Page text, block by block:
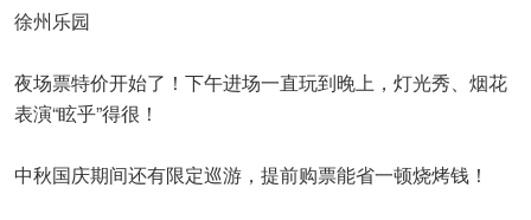
徐州乐园
夜场票特价开始了！下午进场一直玩到晚上，灯光秀、烟花
表演“眩乎”得很！
中秋国庆期间还有限定巡游，提前购票能省一顿烧烤钱！